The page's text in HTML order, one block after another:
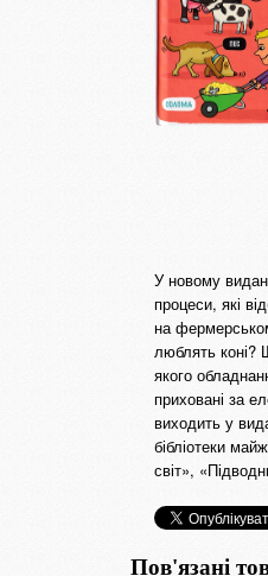
У новому
процеси, які
на
люблять коні?
якого
приховані за
виходить у
бібліотеки
світ»,
Пов'язані